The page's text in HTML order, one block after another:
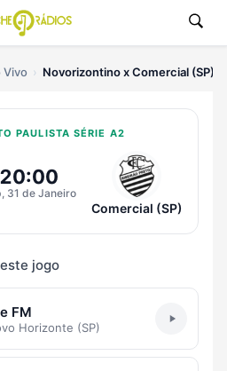
Vivo Novorizontino x Comercial (SP)
PAULISTA SÉRIE A2
x Comercial
20:00
31 de Janeiro
Comercial (SP)
jogo
FM
Horizonte (SP)